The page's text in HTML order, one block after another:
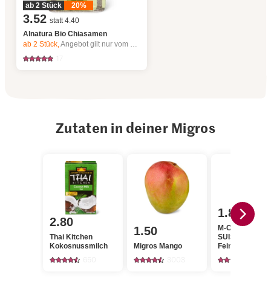
ab 2 Stück 20%
3.52 statt 4.40
Alnatura Bio Chiasamen
ab 2Stück,Angebot gilt nur vom 6.8. bis 12.8.2026, solange Vorrat.
Zutaten in deiner Migros
2.80
Thai Kitchen
Kokosnussmilch
1.50
Migros Mango
1.80
M-Classic IP-
SUISSE Cristal
Feinkristall-